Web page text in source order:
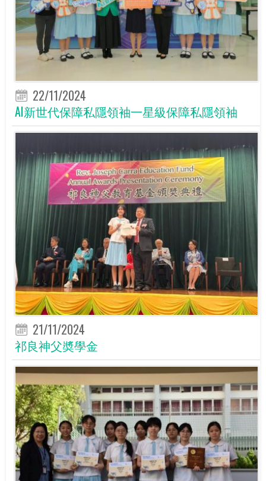
22/11/2024
AI新世代保障私隱領袖一星級保障私隱領袖
21/11/2024
祁良神父奬學金